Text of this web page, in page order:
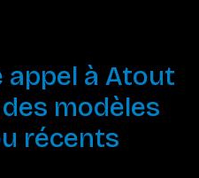
appel à Atout
des modèles
récents